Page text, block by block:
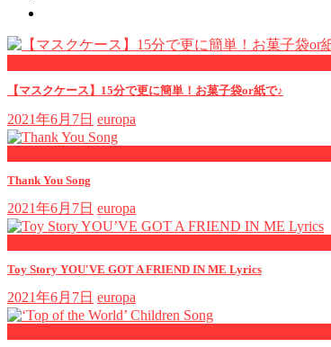
【マスクケース】15分で更に簡単！お菓子袋or紙で♪
2021年6月7日 europa
Thank You Song
2021年6月7日 europa
Toy Story YOU'VE GOT A FRIEND IN ME Lyrics
2021年6月7日 europa